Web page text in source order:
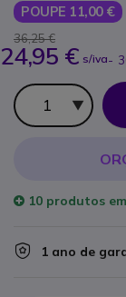
POUPE 11,00 €
36,25 €
24,95 € s/iva-
Qtd
10 produtos
1 ano de